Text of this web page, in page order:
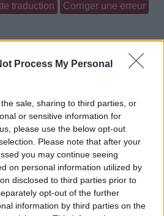
Process My Personal
sale, sharing to third parties, or
or sensitive information for
please use the below opt-out
Please note that after your
you may continue seeing
on personal information utilized by
disclosed to third parties prior to
opt-out of the further
information by third parties on the
traduction Corriger une erreur